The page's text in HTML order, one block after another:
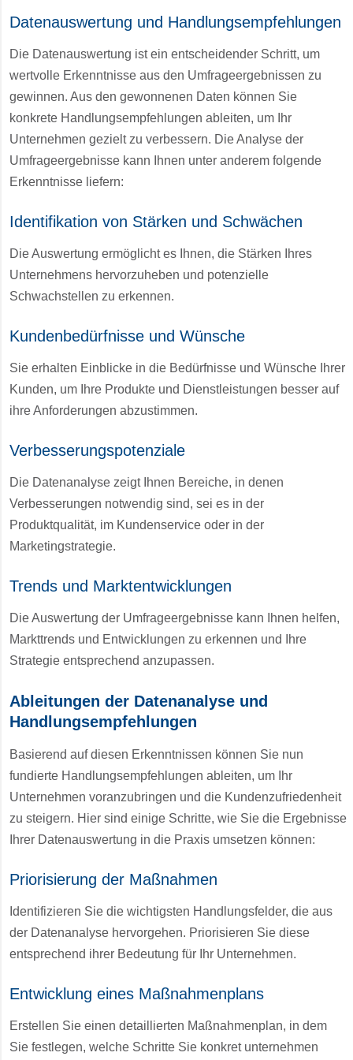
Datenauswertung und Handlungsempfehlungen
Die Datenauswertung ist ein entscheidender Schritt, um
wertvolle Erkenntnisse aus den Umfrageergebnissen zu
gewinnen. Aus den gewonnenen Daten können Sie
konkrete Handlungsempfehlungen ableiten, um Ihr
Unternehmen gezielt zu verbessern. Die Analyse der
Umfrageergebnisse kann Ihnen unter anderem folgende
Erkenntnisse liefern:
Identifikation von Stärken und Schwächen
Die Auswertung ermöglicht es Ihnen, die Stärken Ihres
Unternehmens hervorzuheben und potenzielle
Schwachstellen zu erkennen.
Kundenbedürfnisse und Wünsche
Sie erhalten Einblicke in die Bedürfnisse und Wünsche Ihrer
Kunden, um Ihre Produkte und Dienstleistungen besser auf
ihre Anforderungen abzustimmen.
Verbesserungspotenziale
Die Datenanalyse zeigt Ihnen Bereiche, in denen
Verbesserungen notwendig sind, sei es in der
Produktqualität, im Kundenservice oder in der
Marketingstrategie.
Trends und Marktentwicklungen
Die Auswertung der Umfrageergebnisse kann Ihnen helfen,
Markttrends und Entwicklungen zu erkennen und Ihre
Strategie entsprechend anzupassen.
Ableitungen der Datenanalyse und
Handlungsempfehlungen
Basierend auf diesen Erkenntnissen können Sie nun
fundierte Handlungsempfehlungen ableiten, um Ihr
Unternehmen voranzubringen und die Kundenzufriedenheit
zu steigern. Hier sind einige Schritte, wie Sie die Ergebnisse
Ihrer Datenauswertung in die Praxis umsetzen können:
Priorisierung der Maßnahmen
Identifizieren Sie die wichtigsten Handlungsfelder, die aus
der Datenanalyse hervorgehen. Priorisieren Sie diese
entsprechend ihrer Bedeutung für Ihr Unternehmen.
Entwicklung eines Maßnahmenplans
Erstellen Sie einen detaillierten Maßnahmenplan, in dem
Sie festlegen, welche Schritte Sie konkret unternehmen